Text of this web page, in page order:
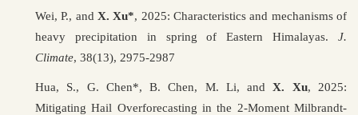
Wei, P., and X. Xu*, 2025: Characteristics and mechanisms of
heavy precipitation in spring of Eastern Himalayas. J.
Climate, 38(13), 2975-2987
Hua, S., G. Chen*, B. Chen, M. Li, andX. Xu, 2025:
Mitigating Hail Overforecasting in the 2-Moment Milbrandt-